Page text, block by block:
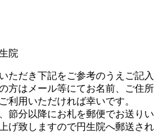
ただき下記をご参考のうえご
方はメール等にてお名前、ご住
利用いただければ幸いです。
節分以降にお札を郵便でお送りい
げ致しますので円生院へ郵送さ